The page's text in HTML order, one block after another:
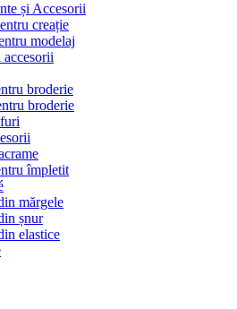
și Accesorii
creație
modelaj
broderie
broderie
împletit
mărgele
șnur
elastice